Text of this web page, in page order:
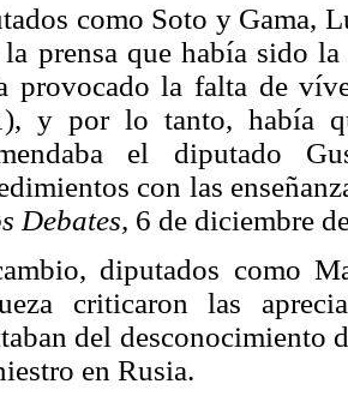
como Soto y Gama,
prensa que había sido
provocado la falta de
y por lo tanto, había
el diputado
con las
Debates, 6 de diciembre
diputados como
criticaron las
del desconocimiento
en Rusia.